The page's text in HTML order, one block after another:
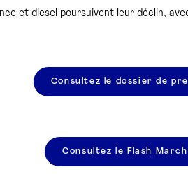
et diesel poursuivent leur déclin,
Consultez le dossier de
Consultez le Flash